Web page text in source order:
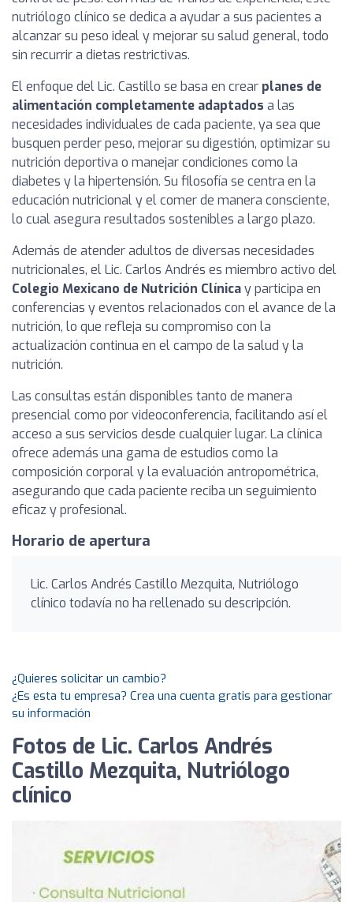
nutriólogo clínico se dedica a ayudar a sus pacientes a
alcanzar su peso ideal y mejorar su salud general, todo
sin recurrir a dietas restrictivas.
El enfoque del Lic. Castillo se basa en crear planes de
alimentación completamente adaptados a las
necesidades individuales de cada paciente, ya sea que
busquen perder peso, mejorar su digestión, optimizar su
nutrición deportiva o manejar condiciones como la
diabetes y la hipertensión. Su filosofía se centra en la
educación nutricional y el comer de manera consciente,
lo cual asegura resultados sostenibles a largo plazo.
Además de atender adultos de diversas necesidades
nutricionales, el Lic. Carlos Andrés es miembro activo del
Colegio Mexicano de Nutrición Clínicay participa en
conferencias y eventos relacionados con el avance de la
nutrición, lo que refleja su compromiso con la
actualización continua en el campo de la salud y la
nutrición.
Las consultas están disponibles tanto de manera
presencial como por videoconferencia, facilitando así el
acceso a sus servicios desde cualquier lugar. La clínica
ofrece además una gama de estudios como la
composición corporal y la evaluación antropométrica,
asegurando que cada paciente reciba un seguimiento
eficaz y profesional.
Horario de apertura
Lic. Carlos Andrés Castillo Mezquita, Nutriólogo
clínico todavía no ha rellenado su descripción.
¿Quieres solicitar un cambio?
¿Es esta tu empresa? Crea una cuenta gratis para gestionar
su información
Fotos de Lic. Carlos Andrés
Castillo Mezquita, Nutriólogo
clínico